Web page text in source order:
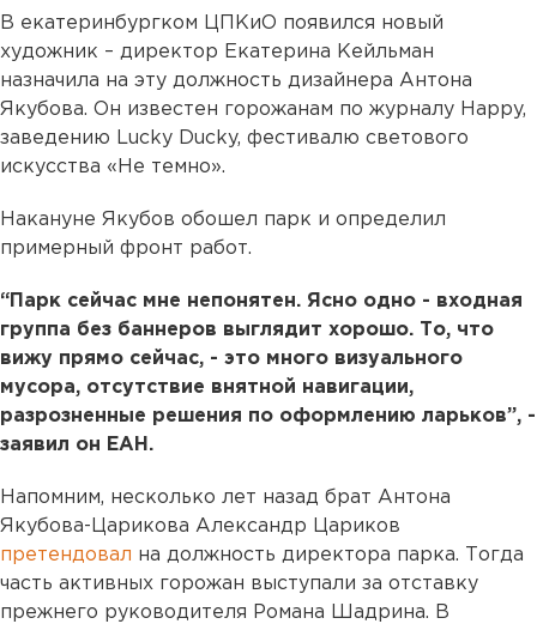
В екатеринбургком ЦПКиО появился новый
художник – директор Екатерина Кейльман
назначила на эту должность дизайнера Антона
Якубова. Он известен горожанам по журналу Happy,
заведению Lucky Ducky, фестивалю светового
искусства «Не темно».
Накануне Якубов обошел парк и определил
примерный фронт работ.
“Парк сейчас мне непонятен. Ясно одно - входная
группа без баннеров выглядит хорошо. То, что
вижу прямо сейчас, - это много визуального
мусора, отсутствие внятной навигации,
разрозненные решения по оформлению ларьков”, -
заявил он ЕАН.
Напомним, несколько лет назад брат Антона
Якубова-Царикова Александр Цариков
претендовал на должность директора парка. Тогда
часть активных горожан выступали за отставку
прежнего руководителя Романа Шадрина. В